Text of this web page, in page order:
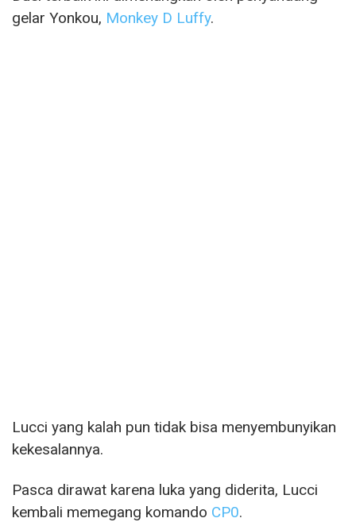
gelar Yonkou, Monkey D Luffy.
Lucci yang kalah pun tidak bisa menyembunyikan
kekesalannya.
Pasca dirawat karena luka yang diderita, Lucci
kembali memegang komando CP0.